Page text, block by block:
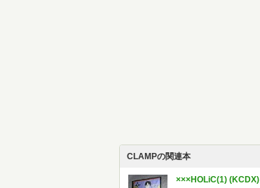
CLAMPの関連本
×××HOLiC(1) (KCDX)